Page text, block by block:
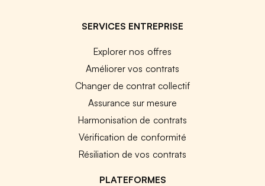
SERVICES ENTREPRISE
Explorer nos offres
Améliorer vos contrats
Changer de contrat collectif
Assurance sur mesure
Harmonisation de contrats
Vérification de conformité
Résiliation de vos contrats
PLATEFORMES